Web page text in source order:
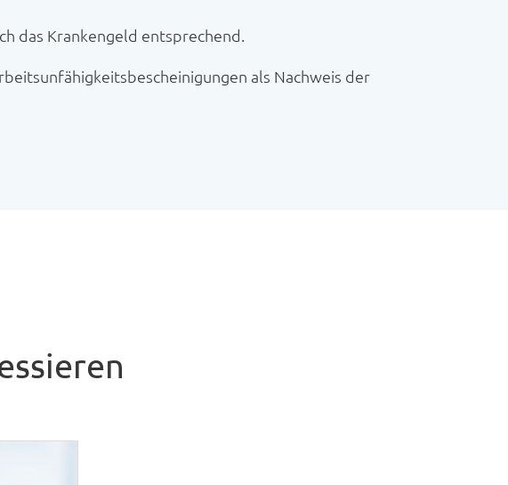
das Krankengeld entsprechend.
als Nachweis der